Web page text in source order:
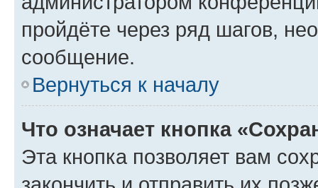
пройдёте через ряд шагов,
сообщение.
Вернуться к началу
Что означает кнопка
Эта кнопка позволяет вам